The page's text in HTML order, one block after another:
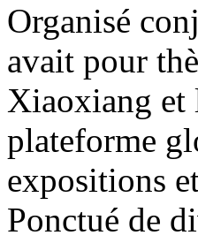
Organisé
avait pour
Xiaoxiang et
plateforme
expositions
Ponctué de